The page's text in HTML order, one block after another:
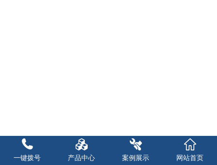
一键拨号 产品中心 案例展示 网站首页